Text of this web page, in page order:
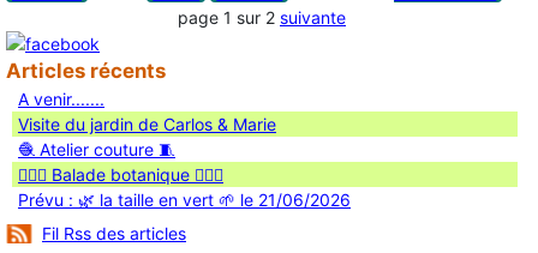
page 1 sur 2 suivante
Articles récents
A venir.......
Visite du jardin de Carlos & Marie
🧶 Atelier couture 🧵
🚶🏻‍♀️ Balade botanique 🚶🏻‍♂️
Prévu : 🌿 la taille en vert 🌱 le 21/06/2026
Fil Rss des articles